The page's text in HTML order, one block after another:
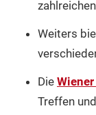
zahlreichen
Weiters
Die
Treffen